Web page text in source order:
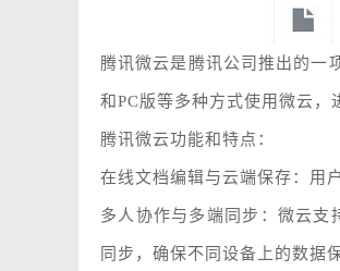
腾讯微云是腾讯公司推出的一
和PC版等多种方式使用微云，
腾讯微云功能和特点：
在线文档编辑与云端保存：用
多人协作与多端同步：微云支
同步，确保不同设备上的数据